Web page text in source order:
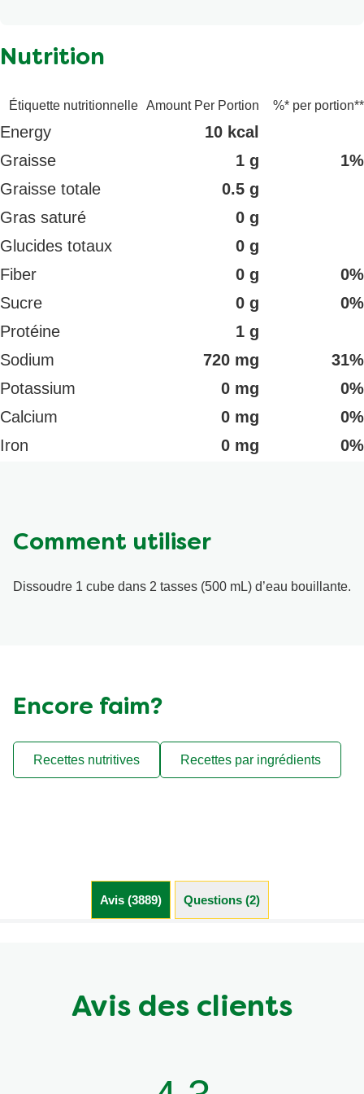
Nutrition
Étiquette nutritionnelle Amount Per Portion %* per portion**
Energy
10 kcal
Graisse
1 g
1%
Graisse totale
0.5 g
Gras saturé
0 g
Glucides totaux
0 g
Fiber
0 g
0%
Sucre
0 g
0%
Protéine
1 g
Sodium
720 mg
31%
Potassium
0 mg
0%
Calcium
0 mg
0%
Iron
0 mg 0%
Comment utiliser
Dissoudre 1 cube dans 2 tasses (500 mL) d’eau bouillante.
Encore faim?
Recettes nutritives Recettes par ingrédients
Avis (3889) Questions (2)
Avis des clients